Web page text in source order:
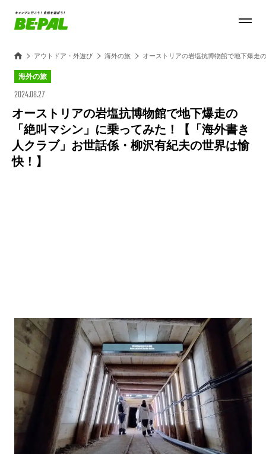
アウトドア・外遊び 海外の旅 オーストリアの岩塩抗博物館で地下爆走
海外の旅
2024.08.27
オーストリアの岩塩抗博物館で地下爆走の
「絶叫マシン」に乗ってみた！【「海外書き
人クラブ」お世話係・柳沢有紀夫の世界は愉
快！】